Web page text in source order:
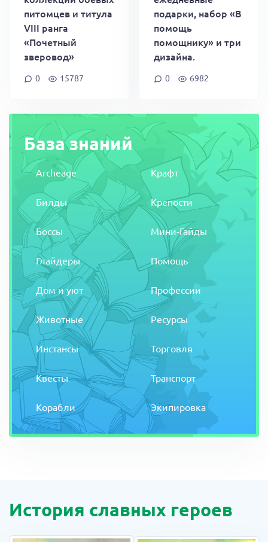
питомцев и титула
VIII ранга
«Почетный
зверовод»
0 15787
подарки, набор «В
помощь
помощнику» и три
дизайна.
0 6982
База знаний
Archeage
Билды
Боссы
Глайдеры
Дом и уют
Животные
Инстансы
Квесты
Корабли
Крафт
Крепости
Мини-Гайды
Помощь
Профессии
Ресурсы
Торговля
Транспорт
Экипировка
История славных героев